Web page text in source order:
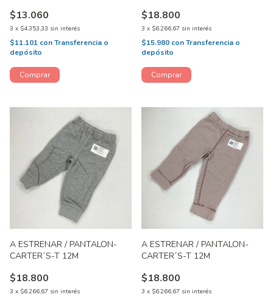
$13.060
3 x $4.353,33 sin interés
$11.101 conTransferencia o
depósito
$18.800
3 x $6.266,67 sin interés
$15.980 conTransferencia o
depósito
A ESTRENAR / PANTALON-
CARTER´S-T 12M
$18.800
3 x $6.266,67 sin interés
A ESTRENAR / PANTALON-
CARTER´S-T 12M
$18.800
3 x $6.266,67 sin interés